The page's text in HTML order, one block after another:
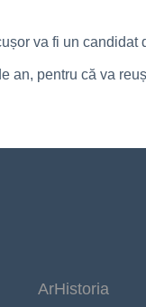
va fi un candidat
an, pentru că va
ArHistoria